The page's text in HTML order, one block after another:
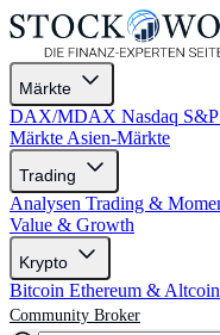
Märkte
DAX/MDAX Nasdaq
Märkte Asien-Märkte
Trading
Analysen Trading &
Value & Growth
Krypto
Bitcoin Ethereum &
Community Broker